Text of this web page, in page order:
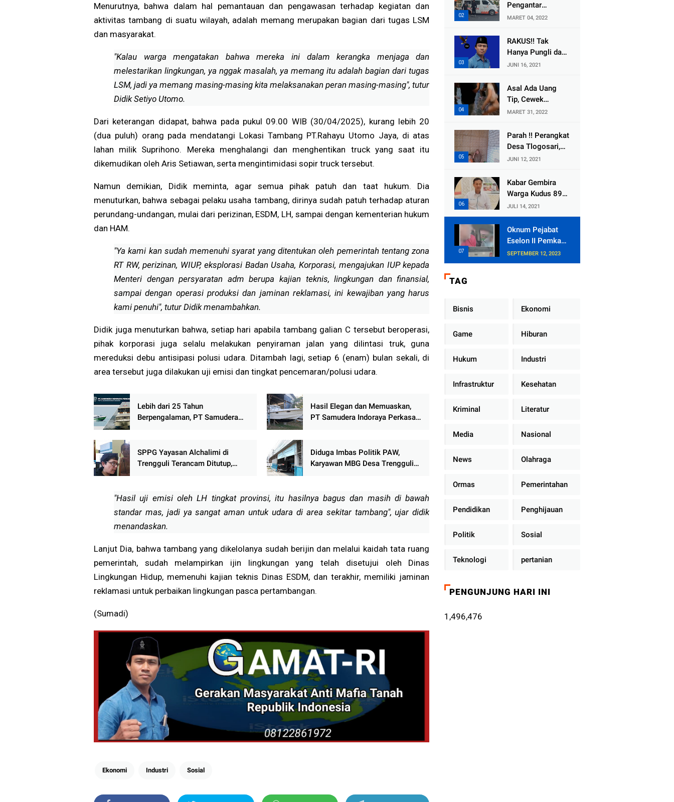
Menurutnya, bahwa dalam hal pemantauan dan pengawasan terhadap kegiatan dan
aktivitas tambang di suatu wilayah, adalah memang merupakan bagian dari tugas LSM
dan masyarakat.
"Kalau warga mengatakan bahwa mereka ini dalam kerangka menjaga dan
melestarikan lingkungan, ya nggak masalah, ya memang itu adalah bagian dari tugas
LSM, jadi ya memang masing-masing kita melaksanakan peran masing-masing", tutur
Didik Setiyo Utomo.
Dari keterangan didapat, bahwa pada pukul 09.00 WIB (30/04/2025), kurang lebih 20
(dua puluh) orang pada mendatangi Lokasi Tambang PT.Rahayu Utomo Jaya, di atas
lahan milik Suprihono. Mereka menghalangi dan menghentikan truck yang saat itu
dikemudikan oleh Aris Setiawan, serta mengintimidasi sopir truck tersebut.
Namun demikian, Didik meminta, agar semua pihak patuh dan taat hukum. Dia
menuturkan, bahwa sebagai pelaku usaha tambang, dirinya sudah patuh terhadap aturan
perundang-undangan, mulai dari perizinan, ESDM, LH, sampai dengan kementerian hukum
dan HAM.
"Ya kami kan sudah memenuhi syarat yang ditentukan oleh pemerintah tentang zona
RT RW, perizinan, WIUP, eksplorasi Badan Usaha, Korporasi, mengajukan IUP kepada
Menteri dengan persyaratan adm berupa kajian teknis, lingkungan dan finansial,
sampai dengan operasi produksi dan jaminan reklamasi, ini kewajiban yang harus
kami penuhi", tutur Didik menambahkan.
Didik juga menuturkan bahwa, setiap hari apabila tambang galian C tersebut beroperasi,
pihak korporasi juga selalu melakukan penyiraman jalan yang dilintasi truk, guna
mereduksi debu antisipasi polusi udara. Ditambah lagi, setiap 6 (enam) bulan sekali, di
area tersebut juga dilakukan uji emisi dan tingkat pencemaran/polusi udara.
Lebih dari 25 Tahun
Berpengalaman, PT Samudera
Aluminium
Hasil Elegan dan Memuaskan,
PT Samudera Indoraya Perkasa
SPPG Yayasan Alchalimi di
Trengguli Terancam Ditutup,
Diduga Imbas Politik PAW,
Karyawan MBG Desa Trengguli
"Hasil uji emisi oleh LH tingkat provinsi, itu hasilnya bagus dan masih di bawah
standar mas, jadi ya sangat aman untuk udara di area sekitar tambang", ujar didik
menandaskan.
Lanjut Dia, bahwa tambang yang dikelolanya sudah berijin dan melalui kaidah tata ruang
pemerintah, sudah melampirkan ijin lingkungan yang telah disetujui oleh Dinas
Lingkungan Hidup, memenuhi kajian teknis Dinas ESDM, dan terakhir, memiliki jaminan
reklamasi untuk perbaikan lingkungan pasca pertambangan.
(Sumadi)
Ekonomi Industri Sosial
Pengantar
Jenazah Kepala
Mengalami
Kecelakaan
MARET 04, 2022
RAKUS!! Tak
Hanya Pungli dan
Dana Bedah
Diembat, ,
Perangkat Desa
Selewengkan
Bantuan Mushola
JUNI 16, 2021
Asal Ada Uang
Tip, Cewek
Pemandu Karaoke
Bersedia Bugil
MARET 31, 2022
Parah !! Perangkat
Desa Tlogosari,
Kecamatan
Embat Dana Bedah
Rumah dari
JUNI 12, 2021
Kabar Gembira
Warga Kudus 89
Persen RT di
Kudus Zona Hijau
JULI 14, 2021
Oknum Pejabat
Eselon II Pemkab
Lampung Utara
Asik Ngobrol
Dinas
SEPTEMBER 12, 2023
TAG
Bisnis Ekonomi
Game Hiburan
Hukum Industri
Infrastruktur Kesehatan
Kriminal Literatur
Media Nasional
News Olahraga
Ormas Pemerintahan
Pendidikan Penghijauan
Politik Sosial
Teknologi pertanian
PENGUNJUNG HARI INI
1,496,476